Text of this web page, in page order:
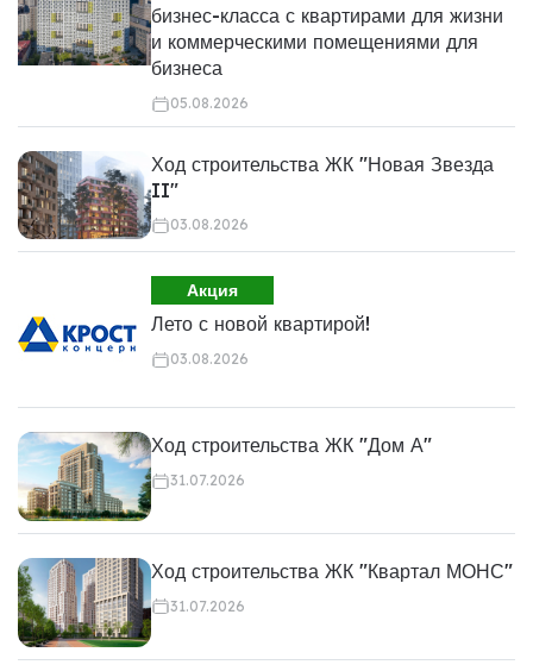
бизнес-класса с квартирами для жизни
и коммерческими помещениями для
бизнеса
05.08.2026
Ход строительства ЖК "Новая Звезда
II"
03.08.2026
Акция
Лето с новой квартирой!
03.08.2026
Ход строительства ЖК "Дом А"
31.07.2026
Ход строительства ЖК "Квартал МОНС"
31.07.2026